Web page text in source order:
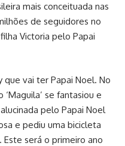
mais conceituada nas
de seguidores no
Victoria pelo Papai
que vai ter Papai Noel. No
se fantasiou e
pelo Papai Noel
e pediu uma bicicleta
Este será o primeiro ano